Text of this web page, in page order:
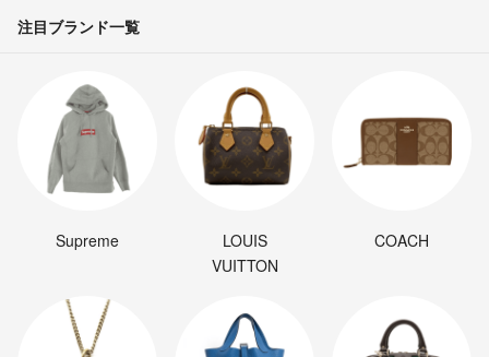
注目ブランド一覧
Supreme
LOUIS
VUITTON
COACH